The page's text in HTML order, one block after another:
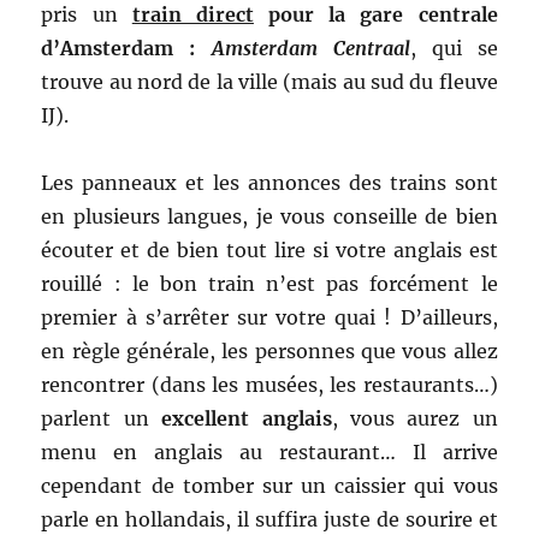
pris un train directpour la gare centrale
d’Amsterdam : Amsterdam Centraal, qui se
trouve au nord de la ville (mais au sud du fleuve
IJ).
Les panneaux et les annonces des trains sont
en plusieurs langues, je vous conseille de bien
écouter et de bien tout lire si votre anglais est
rouillé : le bon train n’est pas forcément le
premier à s’arrêter sur votre quai ! D’ailleurs,
en règle générale, les personnes que vous allez
rencontrer (dans les musées, les restaurants…)
parlent unexcellent anglais, vous aurez un
menu en anglais au restaurant… Il arrive
cependant de tomber sur un caissier qui vous
parle en hollandais, il suffira juste de sourire et